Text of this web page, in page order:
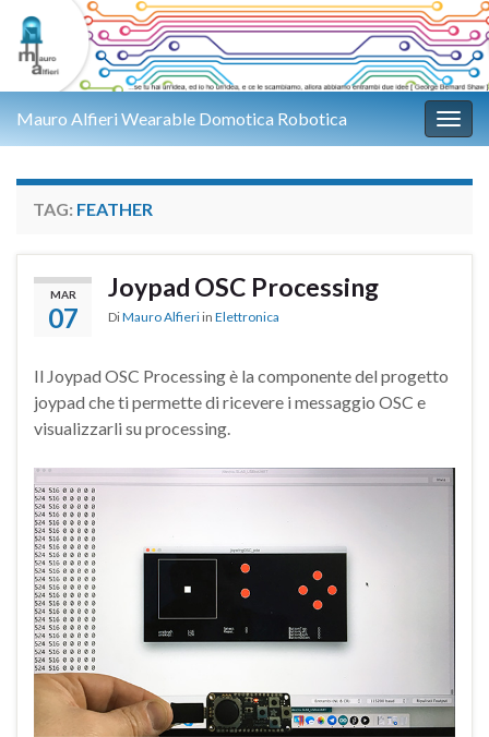
Mauro Alfieri Wearable Domotica Robotica
TAG: FEATHER
MAR
07
Joypad OSC Processing
DiMauro Alfieri in Elettronica
Il Joypad OSC Processing è la componente del progetto
joypad che ti permette di ricevere i messaggio OSC e
visualizzarli su processing.